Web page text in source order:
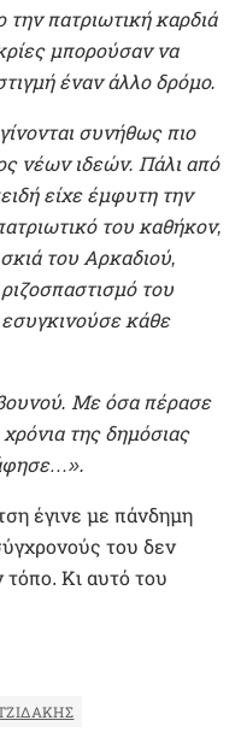
πατριωτική καρδιά
μπορούσαν να
έναν άλλο δρόμο.
συνήθως πιο
νέων ιδεών. Πάλι από
είχε έμφυτη την
του καθήκον,
του Αρκαδιού,
του
εσυγκινούσε κάθε
Με όσα πέρασε
της δημόσιας
έγινε με πάνδημη
του δεν
Κι αυτό του